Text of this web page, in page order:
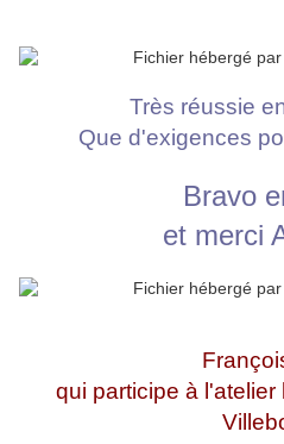
Très réussie
Que d'exigences
Bravo
et merci
qui participe à